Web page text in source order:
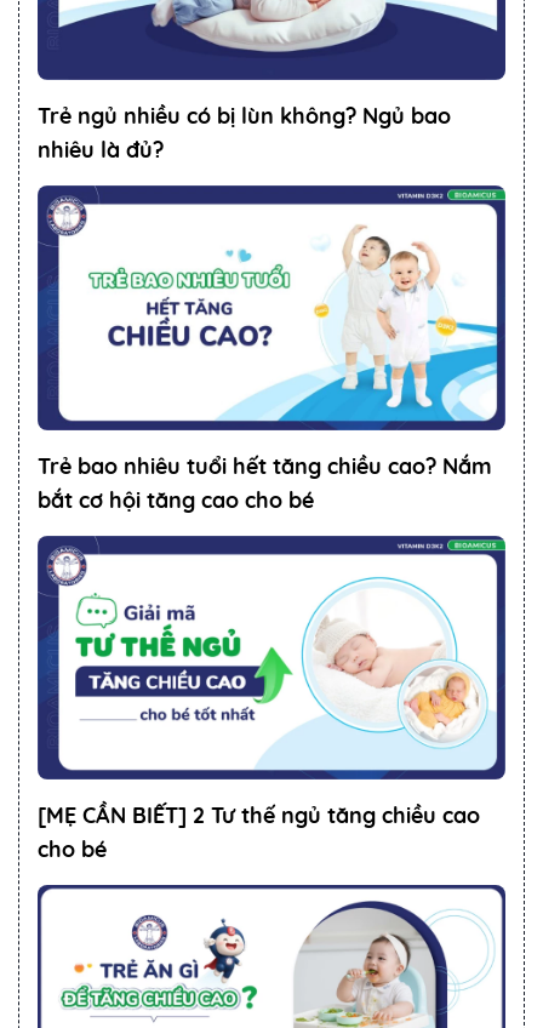
Trẻ ngủ nhiều có bị lùn không? Ngủ bao
nhiêu là đủ?
Trẻ bao nhiêu tuổi hết tăng chiều cao? Nắm
bắt cơ hội tăng cao cho bé
[MẸ CẦN BIẾT] 2 Tư thế ngủ tăng chiều cao
cho bé